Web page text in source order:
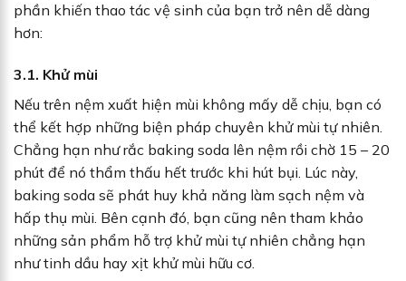
phần khiến thao tác vệ sinh của bạn trở nên dễ dàng
hơn:
3.1. Khử mùi
Nếu trên nệm xuất hiện mùi không mấy dễ chịu, bạn có
thể kết hợp những biện pháp chuyên khử mùi tự nhiên.
Chẳng hạn như rắc baking soda lên nệm rồi chờ 15 – 20
phút để nó thẩm thấu hết trước khi hút bụi. Lúc này,
baking soda sẽ phát huy khả năng làm sạch nệm và
hấp thụ mùi. Bên cạnh đó, bạn cũng nên tham khảo
những sản phẩm hỗ trợ khử mùi tự nhiên chẳng hạn
như tinh dầu hay xịt khử mùi hữu cơ.